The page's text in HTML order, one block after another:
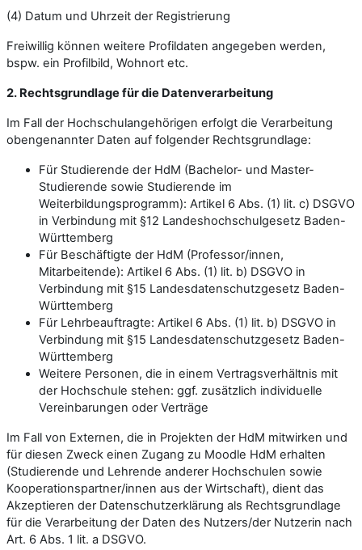
(4) Datum und Uhrzeit der Registrierung
Freiwillig können weitere Profildaten angegeben werden,
bspw. ein Profilbild, Wohnort etc.
2. Rechtsgrundlage für die Datenverarbeitung
Im Fall der Hochschulangehörigen erfolgt die Verarbeitung
obengenannter Daten auf folgender Rechtsgrundlage:
Für Studierende der HdM (Bachelor- und Master-
Studierende sowie Studierende im
Weiterbildungsprogramm): Artikel 6 Abs. (1) lit. c) DSGVO
in Verbindung mit §12 Landeshochschulgesetz Baden-
Württemberg
Für Beschäftigte der HdM (Professor/innen,
Mitarbeitende): Artikel 6 Abs. (1) lit. b) DSGVO in
Verbindung mit §15 Landesdatenschutzgesetz Baden-
Württemberg
Für Lehrbeauftragte: Artikel 6 Abs. (1) lit. b) DSGVO in
Verbindung mit §15 Landesdatenschutzgesetz Baden-
Württemberg
Weitere Personen, die in einem Vertragsverhältnis mit
der Hochschule stehen: ggf. zusätzlich individuelle
Vereinbarungen oder Verträge
Im Fall von Externen, die in Projekten der HdM mitwirken und
für diesen Zweck einen Zugang zu Moodle HdM erhalten
(Studierende und Lehrende anderer Hochschulen sowie
Kooperationspartner/innen aus der Wirtschaft), dient das
Akzeptieren der Datenschutzerklärung als Rechtsgrundlage
für die Verarbeitung der Daten des Nutzers/der Nutzerin nach
Art. 6 Abs. 1 lit. a DSGVO.